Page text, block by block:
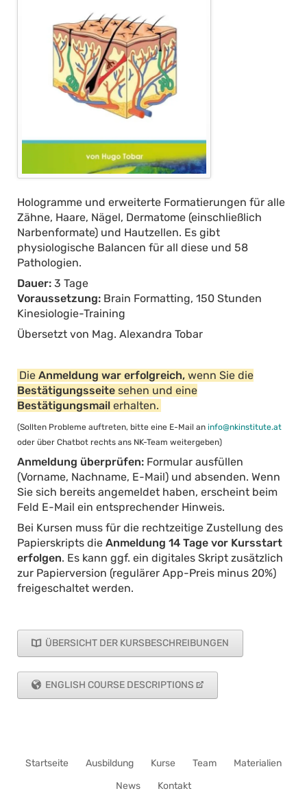
Hologramme und erweiterte Formatierungen für alle
Zähne, Haare, Nägel, Dermatome (einschließlich
Narbenformate) und Hautzellen. Es gibt
physiologische Balancen für all diese und 58
Pathologien.
Dauer:3 Tage
Voraussetzung: Brain Formatting, 150 Stunden
Kinesiologie-Training
Übersetzt von Mag. Alexandra Tobar
Die Anmeldung war erfolgreich, wenn Sie die
Bestätigungsseite sehen und eine
Bestätigungsmail erhalten.
(Sollten Probleme auftreten, bitte eine E-Mail an info@nkinstitute.at
oder über Chatbot rechts ans NK-Team weitergeben)
Anmeldung überprüfen:Formular ausfüllen
(Vorname, Nachname, E-Mail) und absenden. Wenn
Sie sich bereits angemeldet haben, erscheint beim
Feld E-Mail ein entsprechender Hinweis.
Bei Kursen muss für die rechtzeitige Zustellung des
Papierskripts die Anmeldung 14 Tage vor Kursstart
erfolgen. Es kann ggf. ein digitales Skript zusätzlich
zur Papierversion (regulärer App-Preis minus 20%)
freigeschaltet werden.
ÜBERSICHT DER KURSBESCHREIBUNGEN
ENGLISH COURSE DESCRIPTIONS
Navigation
Startseite Ausbildung Kurse Team
Materialien
News
Kontakt